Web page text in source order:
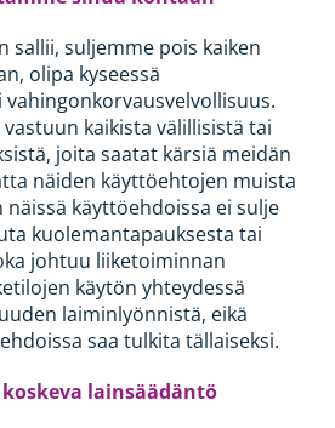
sallii, suljemme pois kaiken
olipa kyseessä
kaikista välillisistä tai
joita saatat kärsiä meidän
näiden käyttöehtojen muista
näissä käyttöehdoissa ei sulje
kuolemantapauksesta tai
johtuu liiketoiminnan
käytön yhteydessä
laiminlyönnistä, eikä
saa tulkita tällaiseksi.
lainsäädäntö